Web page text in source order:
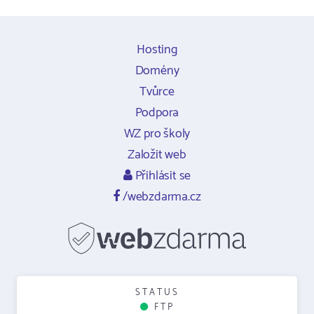
Hosting
Domény
Tvůrce
Podpora
WZ pro školy
Založit web
Přihlásit se
/webzdarma.cz
STATUS
FTP